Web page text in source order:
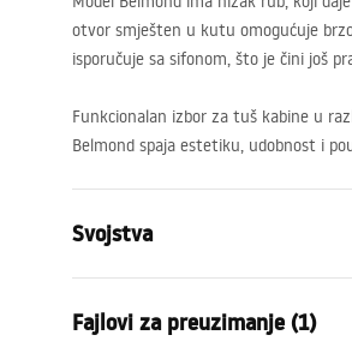
otvor smješten u kutu omogućuje
isporučuje sa sifonom, što je čini još
Funkcionalan izbor za tuš kabine u
Belmond spaja estetiku, udobnost i
Svojstva
Materijal
Fajlovi za preuzimanje (1)